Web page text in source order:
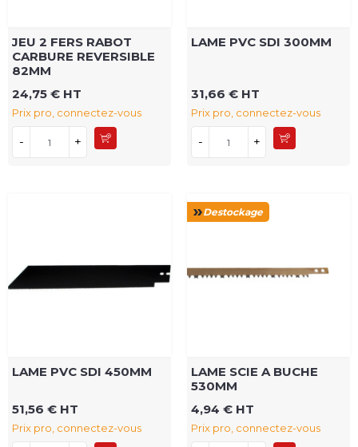
JEU 2 FERS RABOT
CARBURE REVERSIBLE
82MM
24,75 € HT
Prix pro, connectez-vous
- +
LAME PVC SDI 300MM
31,66 € HT
Prix pro, connectez-vous
- +
LAME PVC SDI 450MM
51,56 € HT
Prix pro, connectez-vous
Destockage
LAME SCIE A BUCHE
530MM
4,94 € HT
Prix pro, connectez-vous